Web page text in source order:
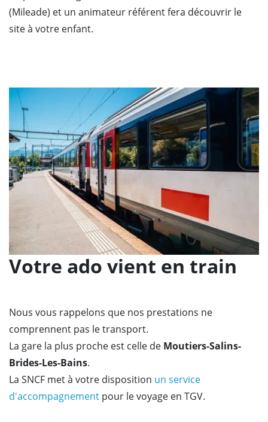
(Mileade) et un animateur référent fera découvrir le
site à votre enfant.
Votre ado vient en train
Nous vous rappelons que nos prestations ne
comprennent pas le transport.
La gare la plus proche est celle de Moutiers-Salins-
Brides-Les-Bains.
La SNCF met à votre disposition un service
d'accompagnement pour le voyage en TGV.